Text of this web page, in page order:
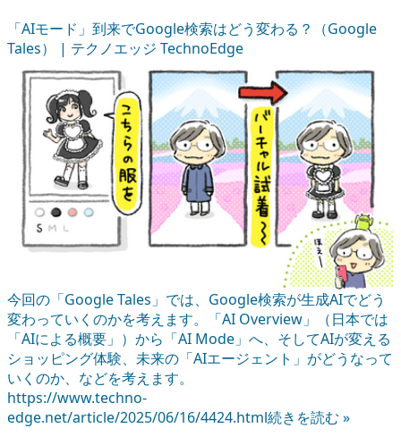
「AIモード」到来でGoogle検索はどう変わる？（Google
Tales） | テクノエッジ TechnoEdge
今回の「Google Tales」では、Google検索が生成AIでどう
変わっていくのかを考えます。「AI Overview」（日本では
「AIによる概要」）から「AI Mode」へ、そしてAIが変える
ショッピング体験、未来の「AIエージェント」がどうなって
いくのか、などを考えます。
https://www.techno-
edge.net/article/2025/06/16/4424.html続きを読む »